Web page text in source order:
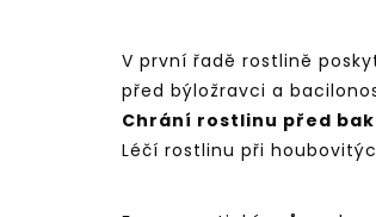
V první řadě rostlině
před býložravci a
Chrání rostlinu před
Léčí rostlinu při